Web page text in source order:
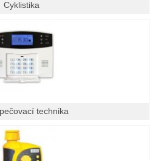
Cyklistika
technika